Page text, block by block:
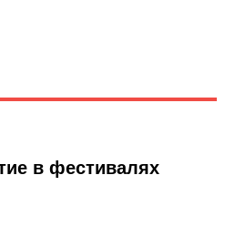
в фестивалях